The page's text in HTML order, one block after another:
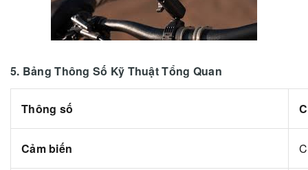
5. Bảng Thông Số Kỹ Thuật Tổng Quan
Thông số
Cảm biến